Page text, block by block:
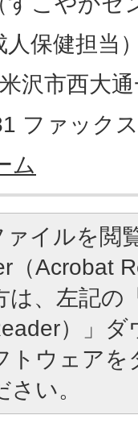
人保健担当
沢市西大
ファック
ム
ァイルを閲
（Acrobat
は、左記の
）」
トウェア
い。